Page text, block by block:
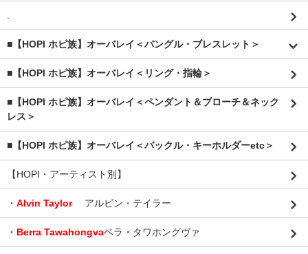
.
■【HOPI ホピ族】オーバレイ＜バングル・ブレスレット＞
■【HOPI ホピ族】オーバレイ＜リング・指輪＞
■【HOPI ホピ族】オーバレイ＜ペンダント＆ブローチ＆ネック
レス＞
■【HOPI ホピ族】オーバレイ＜バックル・キーホルダーetc＞
【HOPI・アーティスト別】
・ Alvin Taylor アルビン・テイラー
・ Berra Tawahongvaベラ・タワホングヴァ